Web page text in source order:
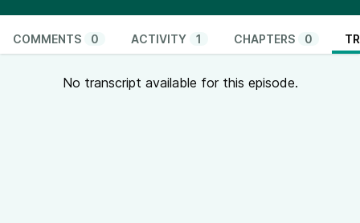
COMMENTS 0 ACTIVITY 1 CHAPTERS 0
No transcript available for this episode.